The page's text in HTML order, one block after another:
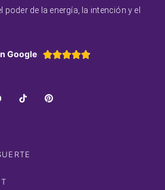
poder de la energía, la intención y el
Google 